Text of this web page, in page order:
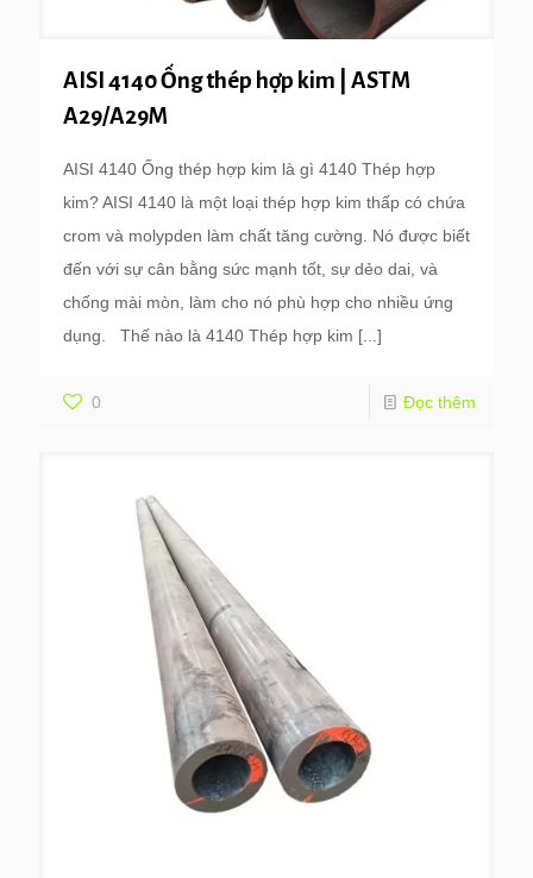
AISI 4140 Ống thép hợp kim | ASTM
A29/A29M
AISI 4140 Ống thép hợp kim là gì 4140 Thép hợp
kim? AISI 4140 là một loại thép hợp kim thấp có chứa
crom và molypden làm chất tăng cường. Nó được biết
đến với sự cân bằng sức mạnh tốt, sự dẻo dai, và
chống mài mòn, làm cho nó phù hợp cho nhiều ứng
dụng. Thế nào là 4140 Thép hợp kim [...]
0 Đọc thêm